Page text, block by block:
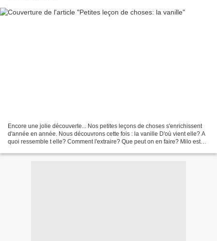
Encore une jolie découverte... Nos petites leçons de choses s'enrichissent
d'année en année. Nous découvrons cette fois : la vanille D'où vient elle? A
quoi ressemble t elle? Comment l'extraire? Que peut on en faire? Milo est